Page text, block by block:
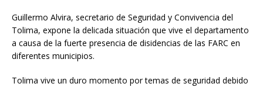
Guillermo Alvira, secretario de Seguridad y Convivencia del
Tolima, expone la delicada situación que vive el departamento
a causa de la fuerte presencia de disidencias de las FARC en
diferentes municipios.
Tolima vive un duro momento por temas de seguridad debido